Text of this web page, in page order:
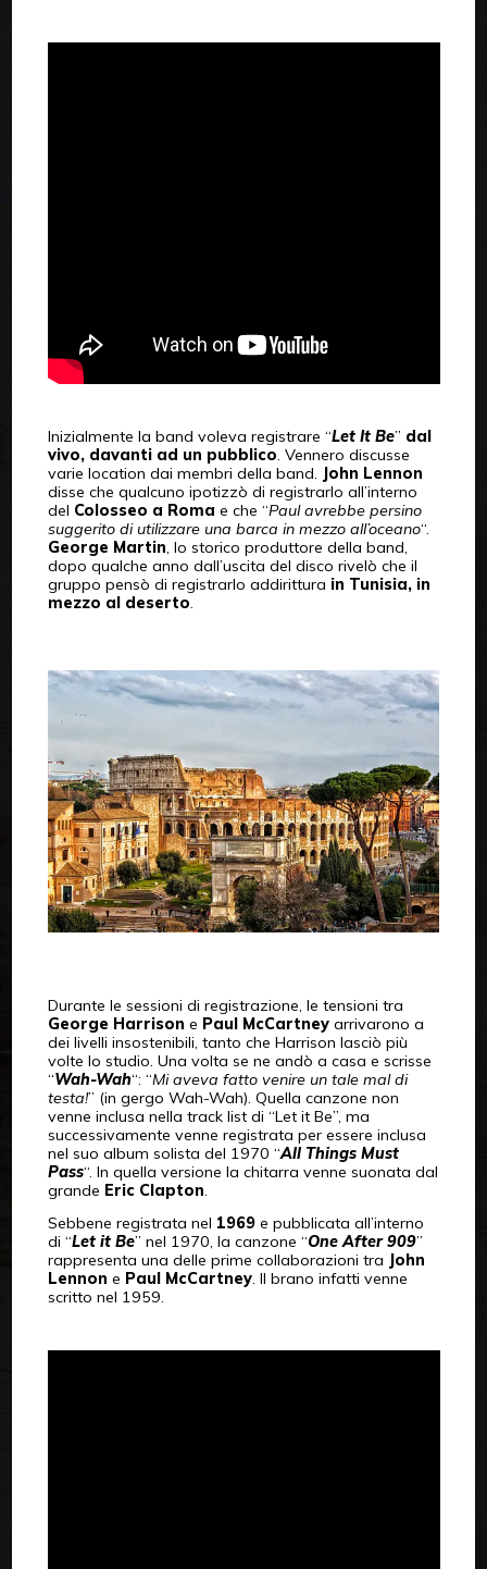
Inizialmente la band voleva registrare “Let It Be” dal
vivo, davanti ad un pubblico. Vennero discusse
varie location dai membri della band. John Lennon
disse che qualcuno ipotizzò di registrarlo all’interno
del Colosseo a Roma e che “Paul avrebbe persino
suggerito di utilizzare una barca in mezzo all’oceano“.
George Martin, lo storico produttore della band,
dopo qualche anno dall’uscita del disco rivelò che il
gruppo pensò di registrarlo addirittura in Tunisia, in
mezzo al deserto.
Durante le sessioni di registrazione, le tensioni tra
George Harrison e Paul McCartneyarrivarono a
dei livelli insostenibili, tanto che Harrison lasciò più
volte lo studio. Una volta se ne andò a casa e scrisse
“Wah-Wah“: “Mi aveva fatto venire un tale mal di
testa!” (in gergo Wah-Wah). Quella canzone non
venne inclusa nella track list di “Let it Be”, ma
successivamente venne registrata per essere inclusa
nel suo album solista del 1970 “All Things Must
Pass“. In quella versione la chitarra venne suonata dal
grande Eric Clapton
Sebbene registrata nel 1969e pubblicata all’interno
di “Let it Be” nel 1970, la canzone “One After 909”
rappresenta una delle prime collaborazioni tra John
Lennon e Paul McCartney. Il brano infatti venne
scritto nel 1959.